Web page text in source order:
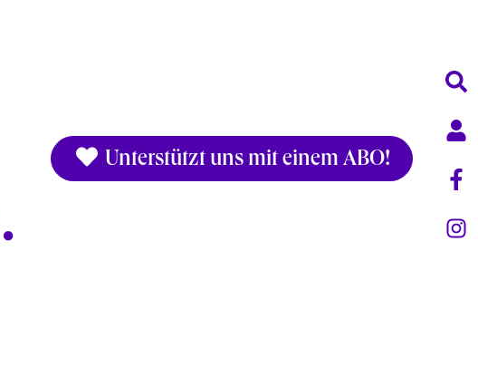
Unterstützt uns mit einem ABO!